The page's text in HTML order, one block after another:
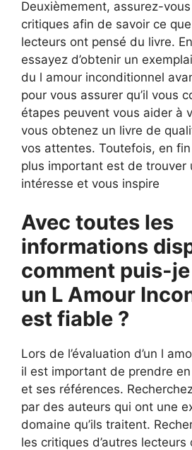
Deuxièmement, assurez-
critiques afin de savoir ce
lecteurs ont pensé du livre.
essayez d’obtenir un
du l amour inconditionnel
pour vous assurer qu’il vous
étapes peuvent vous aider à
vous obtenez un livre de
vos attentes. Toutefois, en
plus important est de trouver
intéresse et vous inspire
Avec toutes les
informations
comment puis-
un L Amour
est fiable ?
Lors de l’évaluation d’un l
il est important de prendre en
et ses références.
par des auteurs qui ont une
domaine qu’ils traitent.
les critiques d’autres lecteurs